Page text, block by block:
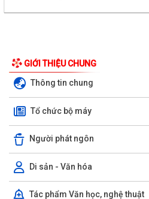
GIỚI THIỆU CHUNG
Thông tin chung
Tổ chức bộ máy
Người phát ngôn
Di sản - Văn hóa
Tác phẩm Văn học, nghệ thuật